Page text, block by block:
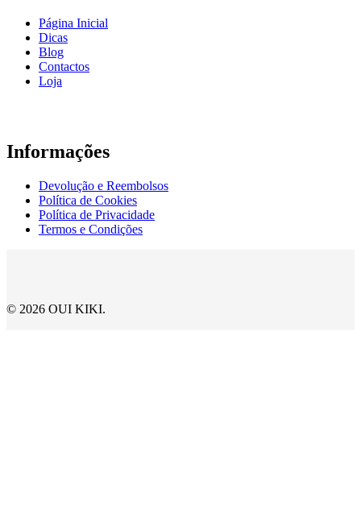
Página Inicial
Dicas
Blog
Contactos
Loja
Informações
Devolução e Reembolsos
Política de Cookies
Política de Privacidade
Termos e Condições
© 2026 OUI KIKI.